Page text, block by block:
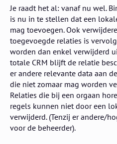
Je raadt het al: vanaf nu wel.
is nu in te stellen dat een
mag toevoegen. Ook
toegevoegde relaties is
worden dan enkel verwijderd
totale CRM blijft de relatie
er andere relevante data aan
die niet zomaar mag worden
Relaties die bij een orgaan
regels kunnen niet door een
verwijderd. (Tenzij er andere/
voor de beheerder).